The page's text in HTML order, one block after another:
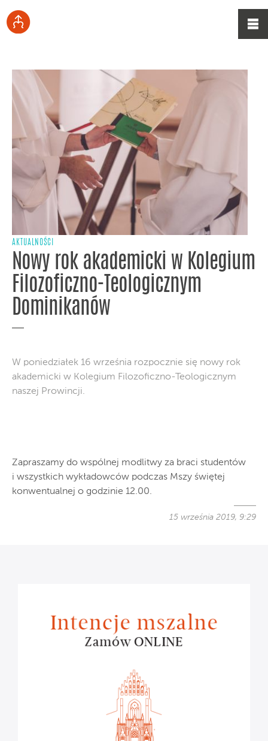
AKTUALNOŚCI
Nowy rok akademicki w Kolegium
Filozoficzno-Teologicznym
Dominikanów
W poniedziałek 16 września rozpocznie się nowy rok
akademicki w Kolegium Filozoficzno-Teologicznym
naszej Prowincji.
Zapraszamy do wspólnej modlitwy za braci studentów
i wszystkich wykładowców podczas Mszy świętej
konwentualnej o godzinie 12.00.
15 września 2019, 9:29